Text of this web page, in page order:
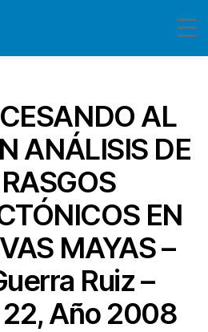
AL
ANÁLISIS DE
EN
MAYAS –
Ruiz –
Año 2008